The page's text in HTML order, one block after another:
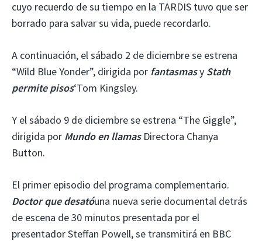
cuyo recuerdo de su tiempo en la TARDIS tuvo que ser
borrado para salvar su vida, puede recordarlo.
A continuación, el sábado 2 de diciembre se estrena
“Wild Blue Yonder”, dirigida por fantasmasy Stath
permite pisos‘Tom Kingsley.
Y el sábado 9 de diciembre se estrena “The Giggle”,
dirigida por Mundo en llamasDirectora Chanya
Button.
El primer episodio del programa complementario.
Doctor que desatóuna nueva serie documental detrás
de escena de 30 minutos presentada por el
presentador Steffan Powell, se transmitirá en BBC